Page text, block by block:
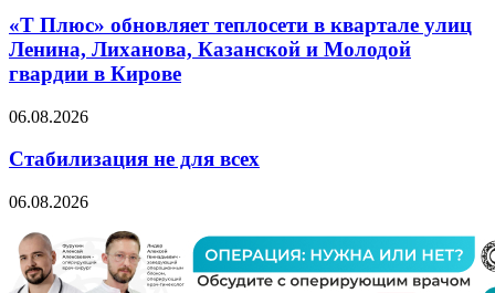
«Т Плюс» обновляет теплосети в квартале улиц
Ленина, Лиханова, Казанской и Молодой
гвардии в Кирове
06.08.2026
Стабилизация не для всех
06.08.2026